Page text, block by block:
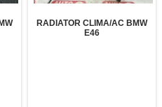
RADIATOR CLIMA/AC BMW
E46